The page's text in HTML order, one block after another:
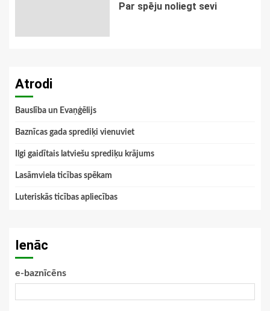
Par spēju noliegt sevi
Atrodi
Bauslība un Evaņģēlijs
Baznīcas gada sprediķi vienuviet
Ilgi gaidītais latviešu sprediķu krājums
Lasāmviela ticības spēkam
Luteriskās ticības apliecības
Ienāc
e-baznīcēns